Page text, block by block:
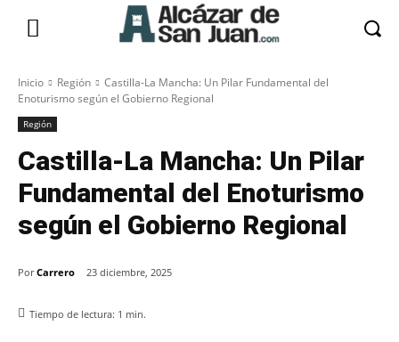
Inicio Región
Castilla-La Mancha: Un Pilar Fundamental del
Enoturismo según el Gobierno Regional
Región
Castilla-La Mancha: Un Pilar
Fundamental del Enoturismo
según el Gobierno Regional
Por Carrero 23 diciembre, 2025
Tiempo de lectura: 1 min.